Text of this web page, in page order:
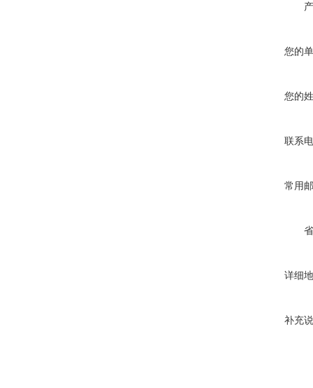
您的
您的
联系
常用
详细
补充